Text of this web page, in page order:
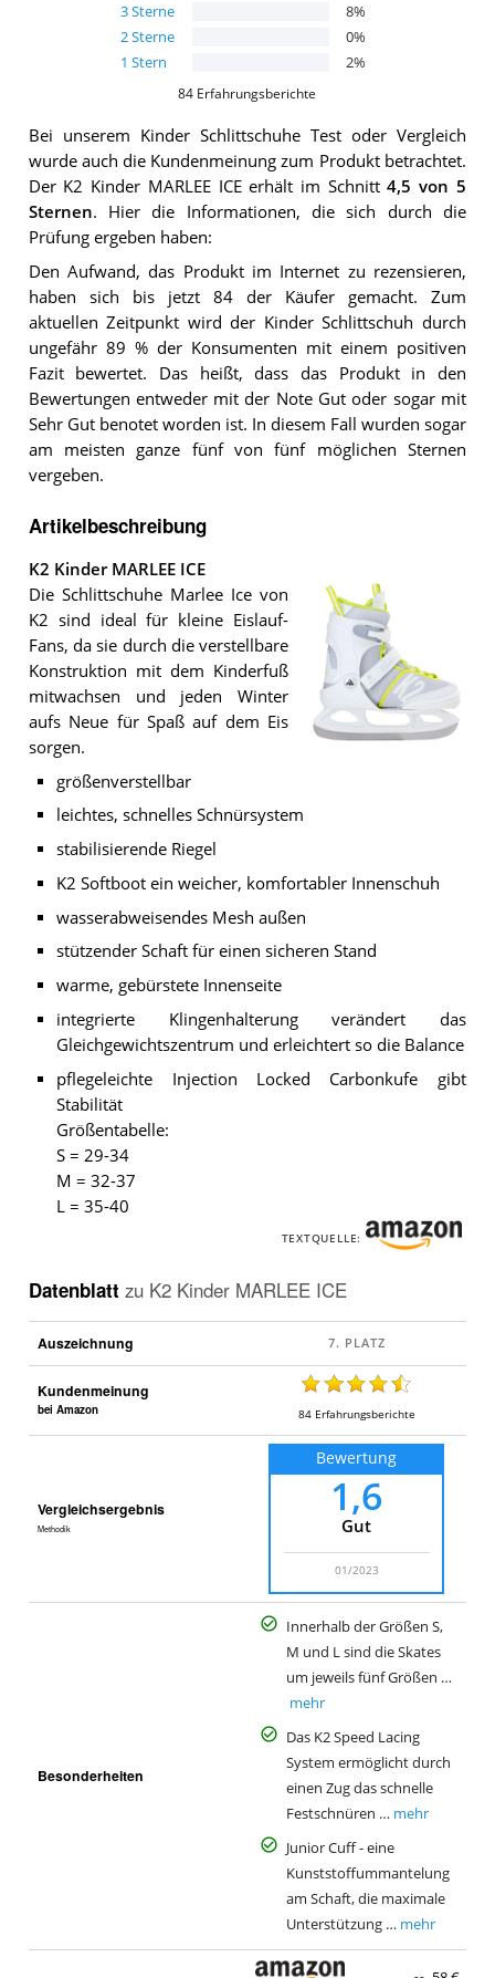
3Sterne 8%
2Sterne 0%
1 Stern 2%
84 Erfahrungsberichte
Bei unserem Kinder SchlittschuheTest oder Vergleich
wurde auch die Kundenmeinung zum Produkt betrachtet.
Der K2 Kinder MARLEE ICEerhält im Schnitt4,5 von 5
Sternen. Hier die Informationen, die sich durch die
Prüfung ergeben haben:
Den Aufwand, das Produkt im Internet zu rezensieren,
haben sich bis jetzt 84 der Käufer gemacht. Zum
aktuellen Zeitpunkt wird der Kinder Schlittschuh durch
ungefähr 89 % der Konsumenten mit einem positiven
Fazit bewertet. Das heißt, dass das Produkt in den
Bewertungen entweder mit der Note Gut oder sogar mit
Sehr Gut benotet worden ist. In diesem Fall wurden sogar
am meisten ganze fünf von fünf möglichen Sternen
vergeben.
Artikelbeschreibung
K2 Kinder MARLEE ICE
Die Schlittschuhe Marlee Ice von
K2 sind ideal für kleine Eislauf-
Fans, da sie durch die verstellbare
Konstruktion mit dem Kinderfuß
mitwachsen und jeden Winter
aufs Neue für Spaß auf dem Eis
sorgen.
größenverstellbar
leichtes, schnelles Schnürsystem
stabilisierende Riegel
K2 Softboot ein weicher, komfortabler Innenschuh
wasserabweisendes Mesh außen
stützender Schaft für einen sicheren Stand
warme, gebürstete Innenseite
integrierte Klingenhalterung verändert das
Gleichgewichtszentrum und erleichtert so die Balance
pflegeleichte Injection Locked Carbonkufe gibt
Stabilität
Größentabelle:
S = 29-34
M = 32-37
L = 35-40
TEXTQUELLE:
Datenblatt zu K2 Kinder MARLEE ICE
Auszeichnung
Kundenmeinung
bei Amazon 84 Erfahrungsberichte
Vergleichsergebnis
Methodik
Bewertung
1,6
Gut
01/2023
Besonderheiten
Innerhalb der Größen S,
M und L sind die Skates
um jeweils fünf Größen …
mehr
Das K2 Speed Lacing
System ermöglicht durch
einen Zug das schnelle
Festschnüren … mehr
Junior Cuff - eine
Kunststoffummantelung
am Schaft, die maximale
Unterstützung … mehr